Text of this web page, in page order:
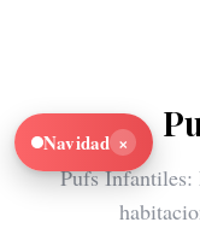
Pufs Infantiles:
Navidad ×